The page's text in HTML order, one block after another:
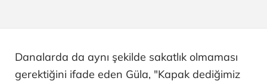
Danalarda da aynı şekilde sakatlık olmaması
gerektiğini ifade eden Güla, "Kapak dediğimiz